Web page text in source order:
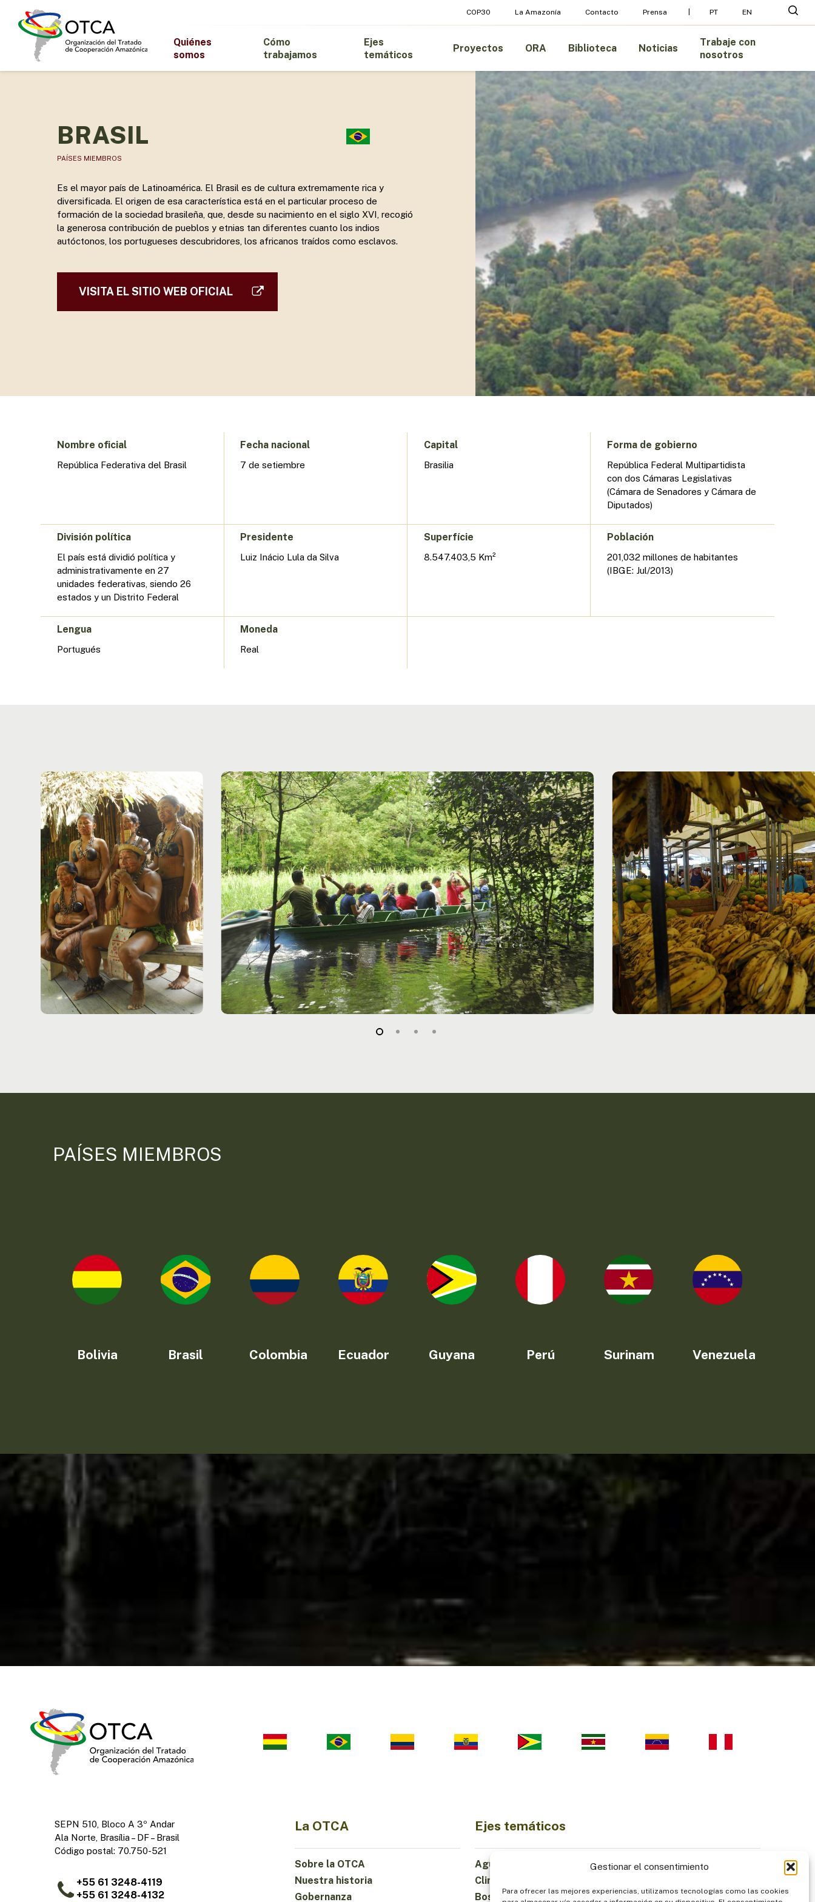
Gestionar el consentimiento
Para ofrecer las mejores experiencias, utilizamos tecnologías como las cookies
COP30 La Amazonía Contacto Prensa PT EN
Presione enter para buscar o ESC para cerrar
Quiénes
somos
Cómo
trabajamos
Ejes
temáticos
Proyectos ORA Biblioteca Noticias
Trabaje con
nosotros
BRASIL
PAÍSES MIEMBROS
Es el mayor país de Latinoamérica. El Brasil es de cultura extremamente rica y
diversificada. El origen de esa característica está en el particular proceso de
formación de la sociedad brasileña, que, desde su nacimiento en el siglo XVI, recogió
la generosa contribución de pueblos y etnias tan diferentes cuanto los indios
autóctonos, los portugueses descubridores, los africanos traídos como esclavos.
VISITA EL SITIO WEB OFICIAL
Nombre oficial
República Federativa del Brasil
Fecha nacional
7 de setiembre
Capital
Brasilia
Forma de gobierno
República Federal Multipartidista
con dos Cámaras Legislativas
(Cámara de Senadores y Cámara de
Diputados)
División política
El país está dividió política y
administrativamente en 27
unidades federativas, siendo 26
estados y un Distrito Federal
Presidente
Luiz Inácio Lula da Silva
Superfície
8.547.403,5 Km²
Población
201,032 millones de habitantes
(IBGE: Jul/2013)
Lengua
Portugués
Moneda
Real
PAÍSES MIEMBROS
Bolivia Brasil Colombia Ecuador Guyana Perú Surinam Venezuela
SEPN 510, Bloco A 3º Andar
Ala Norte, Brasília – DF – Brasil
Código postal: 70.750-521
+55 61 3248-4119
+55 61 3248-4132
La OTCA
Sobre la OTCA
Nuestra historia
Gobernanza
Ejes temáticos
Agua
Ciencia e Innovación
Clima
Bosques y Biodiversidad
Institucionalidad
Menu